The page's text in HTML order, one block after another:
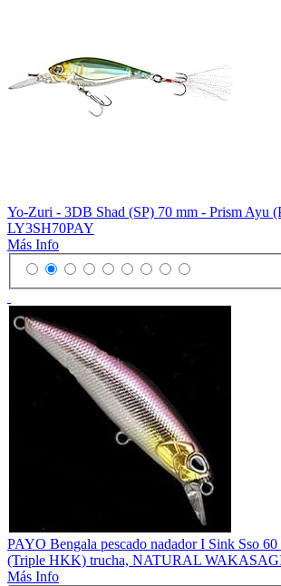
Yo-Zuri - 3DB Shad (SP) 70 mm - Prism Ayu
LY3SH70PAY
Más Info
PAYO Bengala pescado nadador I Sink Sso
(Triple HKK) trucha, NATURAL
Más Info